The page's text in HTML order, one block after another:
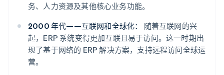
务、人力资源及其他核心业务功能。
2000 年代——互联网和全球化：
随着互联网的兴
起，ERP 系统变得更加互联且易于访问。这一时期出
现了基于网络的 ERP 解决方案，支持远程访问全球运
营。